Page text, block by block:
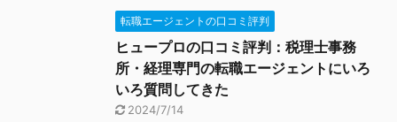
転職エージェントの口コミ評判
ヒュープロの口コミ評判：税理士事務
所・経理専門の転職エージェントにいろ
いろ質問してきた
2024/7/14